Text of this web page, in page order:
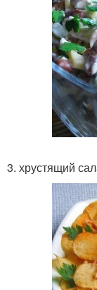
3. хрустящий